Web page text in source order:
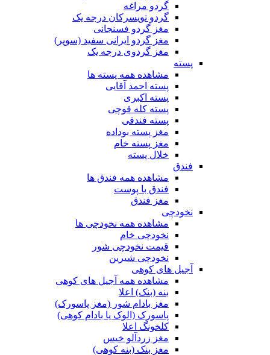
گردو مراغه
گردو تویسرکان درجه یک
مغز گردو فسنجانی
مغز گردو ایرانی سفید (سوپر)
مغز گردوی درجه یک
پسته
مشاهده همه پسته ها
پسته احمد آقایی
پسته اکبری
پسته کله قوچی
پسته فندقی
مغز پسته بوداده
مغز پسته خام
خلال پسته
فندق
مشاهده همه فندق ها
فندق با پوست
مغز فندق
نخودچی
مشاهده همه نخودچی ها
نخودچی خام
قیمت نخودچی شور
نخودچی شیرین
آجیل های کوهی
مشاهده همه آجیل های کوهی
بنه (بنک) اعلا
مغز بادام شور (مغز پاسورک)
پاسورک (الوک یا بادام کوهی)
کلخونگ اعلا
مغز زردآلو خیس
مغز بنک (بنه کوهی)